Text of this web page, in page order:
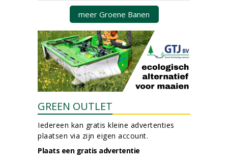
meer Groene Banen
GREEN OUTLET
Iedereen kan gratis kleine advertenties
plaatsen via zijn eigen account.
Plaats een gratis advertentie